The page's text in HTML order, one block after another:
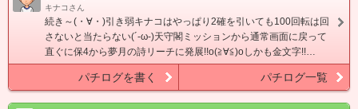
キナコさん
続き～(・∀・)引き弱キナコはやっぱり2確を引いても100回転は回
さないと当たらない(´-ω-)天守閣ミッションから通常画面に戻って
直ぐに保4から夢月の詩リーチに発展!!o(≧∀≦)oしかも金文字!!…
パチログを書く パチログ一覧